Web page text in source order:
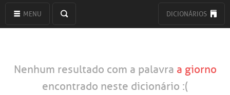
MENU DICIONÁRIOS
Nenhum resultado com a palavra a giorno
encontrado neste dicionário :(